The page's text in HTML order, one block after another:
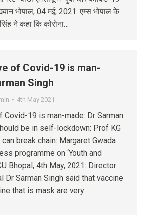
भोपाल, 04 मई, 2021: एम्स भोपाल के
ने कहा कि कोरोना…
of Covid-19 is man-
Singh
4th May 2021
Covid-19 is man-made: Dr Sarman
be in self-lockdown: Prof KG
break chain: Margaret Gwada
programme on ‘Youth and
Bhopal, 4th May, 2021: Director
Dr Sarman Singh said that vaccine
that is mask are very